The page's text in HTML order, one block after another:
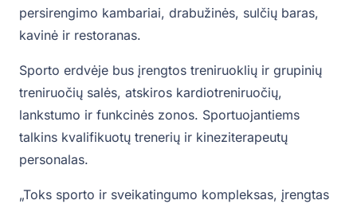
persirengimo kambariai, drabužinės, sulčių baras,
kavinė ir restoranas.
Sporto erdvėje bus įrengtos treniruoklių ir grupinių
treniruočių salės, atskiros kardiotreniruočių,
lankstumo ir funkcinės zonos. Sportuojantiems
talkins kvalifikuotų trenerių ir kineziterapeutų
personalas.
„Toks sporto ir sveikatingumo kompleksas, įrengtas